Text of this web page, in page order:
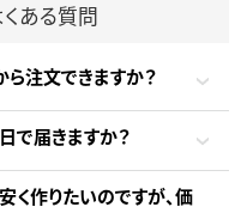
ある質問
注文できますか？
で届きますか？
く作りたいのですが、価